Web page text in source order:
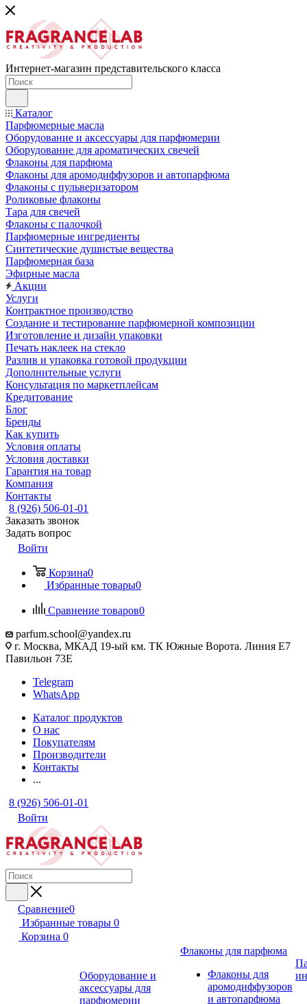
Интернет-магазин представительского класса
Каталог
Парфюмерные масла
Оборудование и аксессуары для парфюмерии
Оборудование для ароматических свечей
Флаконы для парфюма
Флаконы для аромодиффузоров и автопарфюма
Флаконы с пульверизатором
Роликовые флаконы
Тара для свечей
Флаконы с палочкой
Парфюмерные ингредиенты
Синтетические душистые вещества
Парфюмерная база
Эфирные масла
Акции
Услуги
Контрактное производство
Создание и тестирование парфюмерной композиции
Изготовление и дизайн упаковки
Печать наклеек на стекло
Разлив и упаковка готовой продукции
Дополнительные услуги
Консультация по маркетплейсам
Кредитование
Блог
Бренды
Как купить
Условия оплаты
Условия доставки
Гарантия на товар
Компания
Контакты
8 (926) 506-01-01
Заказать звонок
Задать вопрос
Войти
Корзина0
Избранные товары0
Сравнение товаров0
parfum.school@yandex.ru
г. Москва, МКАД 19-ый км. ТК Южные Ворота. Линия Е7
Павильон 73Е
Telegram
WhatsApp
Каталог продуктов
О нас
Покупателям
Производители
Контакты
...
8 (926) 506-01-01
Войти
Сравнение0
Избранные товары 0
Корзина 0
Оборудование и
аксессуары для
парфюмерии
Флаконы для парфюма
Флаконы для
аромодиффузоров
и автопарфюма